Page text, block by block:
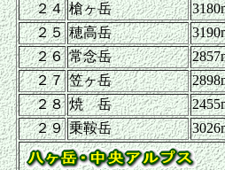
２４ 槍ヶ岳
２５ 穂高岳
２６ 常念岳
２７ 笠ヶ岳
２８ 焼 岳
２９ 乗鞍岳